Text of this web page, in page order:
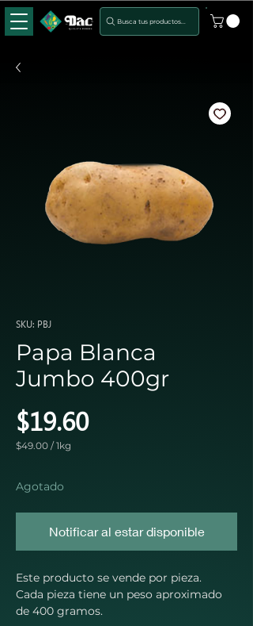
Busca tus productos...
SKU: PBJ
Papa Blanca
Jumbo 400gr
$19.60Precio
$49.00 /1kg
Kilogramos
Agotado
Notificar al estar disponible
Este producto se vende por pieza.
Cada pieza tiene un peso aproximado
de 400 gramos.